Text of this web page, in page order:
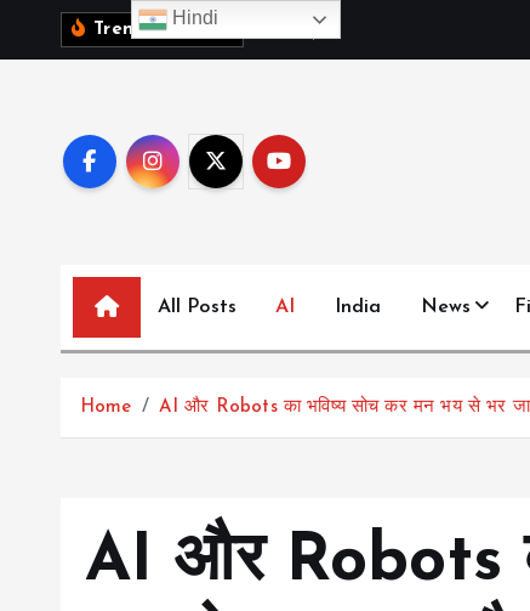
Trending News: ब
All Posts AI India News
Home AI और Robots का भविष्य सोच कर मन भय से भर
AI और Robots
Hindi